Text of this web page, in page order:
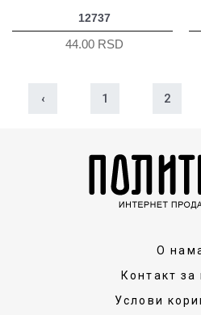
12737
44.00 RSD
‹ 1 2
О
Контакт за
Услови